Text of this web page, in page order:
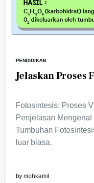
PENDIDIKAN
Jelaskan Proses
Fotosintesis: Proses
Penjelasan
Tumbuhan
luar biasa,
by mohkamil